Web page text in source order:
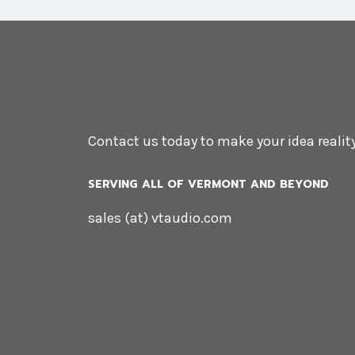
Contact us today to make your idea
SERVING ALL OF VERMONT AND BEYOND
sales (at) vtaudio.com